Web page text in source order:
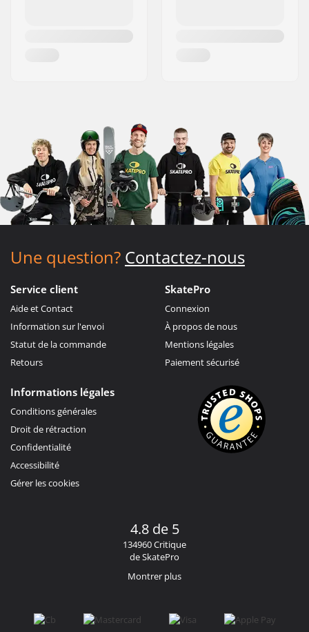
Une question? Contactez-nous
Service client
Aide et Contact
Information sur l'envoi
Statut de la commande
Retours
SkatePro
Connexion
À propos de nous
Mentions légales
Paiement sécurisé
Informations légales
Conditions générales
Droit de rétraction
Confidentialité
Accessibilité
Gérer les cookies
4.8 de 5
134960 Critique
de SkatePro
Montrer plus